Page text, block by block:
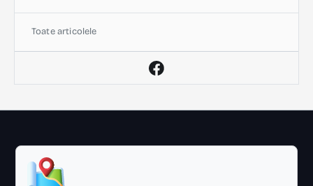
Toate articolele